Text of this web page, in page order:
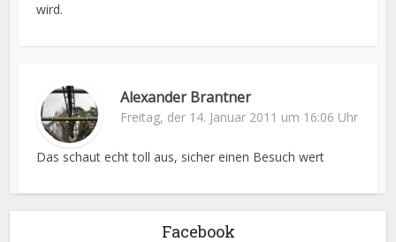
wird.
Alexander Brantner
Freitag, der 14. Januar 2011 um 16:06 Uhr
Das schaut echt toll aus, sicher einen Besuch wert
Facebook